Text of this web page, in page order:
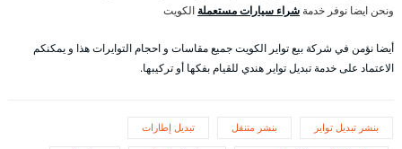
ونحن ايضا نوفر خدمة شراء سيارات مستعملة الكويت
أيضا نؤمن في شركة بيع تواير الكويت جميع مقاسات و احجام التوايرات هذا و يمكنكم
الاعتماد على خدمة تبديل تواير هندي للقيام بفكها أو تركيبها.
بنشر تبديل تواير بنشر متنقل تبديل إطارات